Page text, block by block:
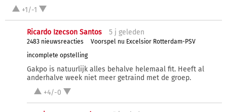
+1/-1
Ricardo Izecson Santos 5 j geleden
2483 nieuwsreacties
Voorspel nu Excelsior Rotterdam-PSV
incomplete opstelling
Gakpo is natuurlijk alles behalve helemaal fit. Heeft al
anderhalve week niet meer getraind met de groep.
+4/-0